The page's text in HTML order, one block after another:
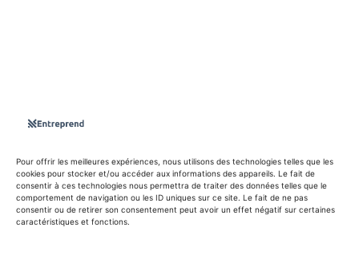
Pour offrir les meilleures expériences, nous utilisons des technologies telles que les
cookies pour stocker et/ou accéder aux informations des appareils. Le fait de
consentir à ces technologies nous permettra de traiter des données telles que le
comportement de navigation ou les ID uniques sur ce site. Le fait de ne pas
consentir ou de retirer son consentement peut avoir un effet négatif sur certaines
caractéristiques et fonctions.
info@entreprend.net